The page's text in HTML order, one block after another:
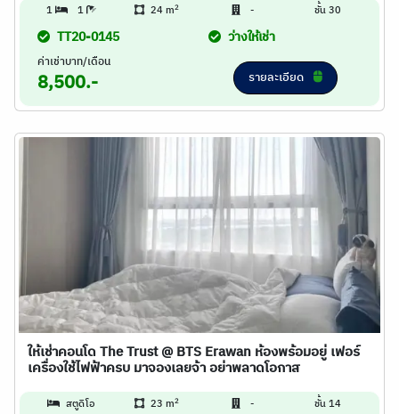
1 1 24 m2 - ชั้น 30
TT20-0145 ว่างให้เช่า
ค่าเช่าบาท/เดือน
8,500.- รายละเอียด
ให้เช่าคอนโด The Trust @ BTS Erawan ห้องพร้อมอยู่ เฟอร์
เครื่องใช้ไฟฟ้าครบ มาจองเลยจ้า อย่าพลาดโอกาส
สตูดิโอ 23 m2 - ชั้น 14